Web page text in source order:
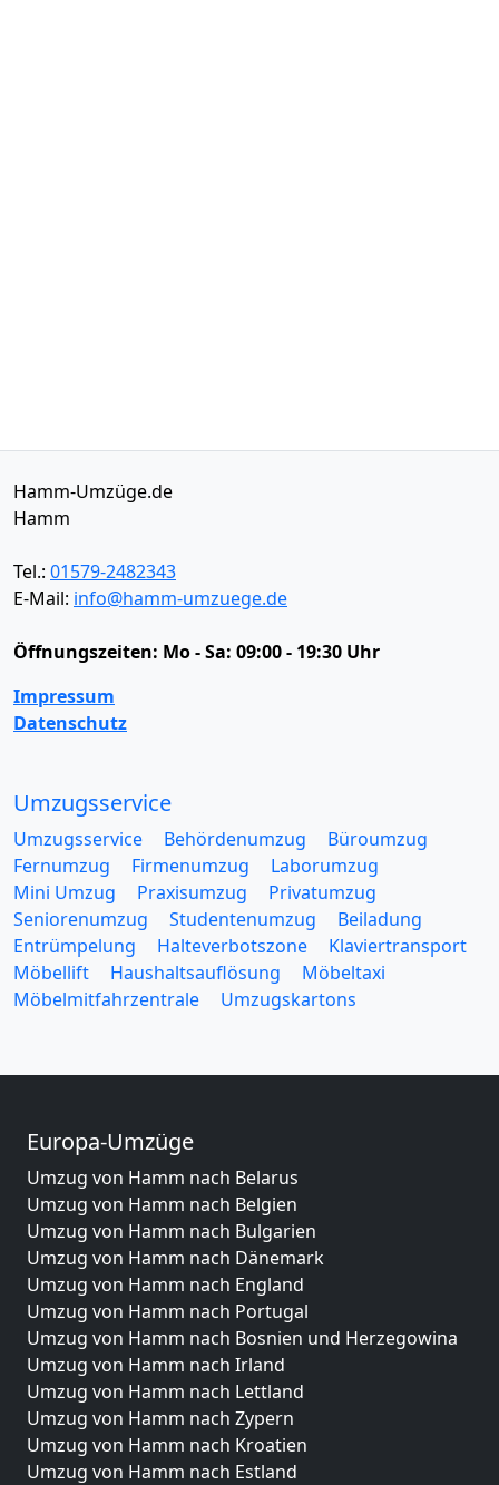
Hamm-Umzüge.de
Hamm
Tel.: 01579-2482343
E-Mail: info@hamm-umzuege.de
Öffnungszeiten: Mo - Sa: 09:00 - 19:30 Uhr
Impressum
Datenschutz
Umzugsservice
Umzugsservice Behördenumzug
Büroumzug
Fernumzug
Firmenumzug
Laborumzug
Mini Umzug
Praxisumzug
Privatumzug
Seniorenumzug
Studentenumzug
Beiladung
Entrümpelung
Halteverbotszone
Klaviertransport
Möbellift
Haushaltsauflösung
Möbeltaxi
Möbelmitfahrzentrale
Umzugskartons
Europa-Umzüge
Umzug von Hamm nach Belarus
Umzug von Hamm nach Belgien
Umzug von Hamm nach Bulgarien
Umzug von Hamm nach Dänemark
Umzug von Hamm nach England
Umzug von Hamm nach Portugal
Umzug von Hamm nach Bosnien und Herzegowina
Umzug von Hamm nach Irland
Umzug von Hamm nach Lettland
Umzug von Hamm nach Zypern
Umzug von Hamm nach Kroatien
Umzug von Hamm nach Estland